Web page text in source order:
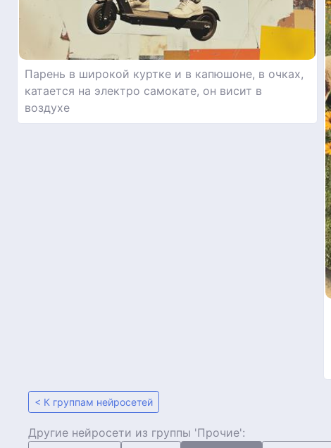
Парень в широкой куртке и в капюшоне, в очках,
катается на электро самокате, он висит в
воздухе
< К группам нейросетей
Другие нейросети из группы 'Прочие':